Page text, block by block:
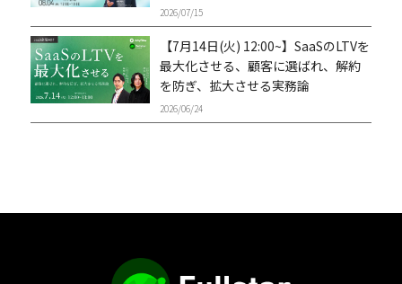
2026/07/15
【7月14日(火) 12:00~】SaaSのLTVを
最大化させる、顧客に選ばれ、解約
を防ぎ、拡大させる実務論
2026/06/24